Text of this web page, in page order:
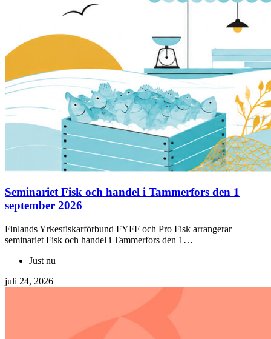
Seminariet Fisk och handel i Tammerfors den 1
september 2026
Finlands Yrkesfiskarförbund FYFF och Pro Fisk arrangerar
seminariet Fisk och handel i Tammerfors den 1…
Just nu
juli 24, 2026